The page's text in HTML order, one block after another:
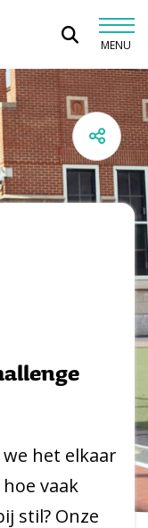
MENU
we het elkaar
vaak
stil? Onze